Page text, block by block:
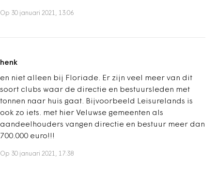
Op 30 januari 2021, 13:06
henk
en niet alleen bij Floriade. Er zijn veel meer van dit
soort clubs waar de directie en bestuursleden met
tonnen naar huis gaat. Bijvoorbeeld Leisurelands is
ook zo iets. met hier Veluwse gemeenten als
aandeelhouders vangen directie en bestuur meer dan
700.000 euro!!!
Op 30 januari 2021, 17:38